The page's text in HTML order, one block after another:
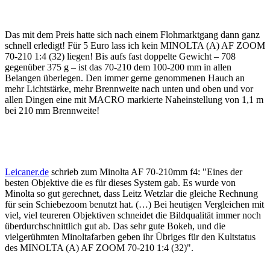
Das mit dem Preis hatte sich nach einem Flohmarktgang dann ganz
schnell erledigt! Für 5 Euro lass ich kein MINOLTA (A) AF ZOOM
70-210 1:4 (32) liegen! Bis aufs fast doppelte Gewicht – 708
gegenüber 375 g – ist das 70-210 dem 100-200 mm in allen
Belangen überlegen. Den immer gerne genommenen Hauch an
mehr Lichtstärke, mehr Brennweite nach unten und oben und vor
allen Dingen eine mit MACRO markierte Naheinstellung von 1,1 m
bei 210 mm Brennweite!
Leicaner.de schrieb zum Minolta AF 70-210mm f4: "Eines der
besten Objektive die es für dieses System gab. Es wurde von
Minolta so gut gerechnet, dass Leitz Wetzlar die gleiche Rechnung
für sein Schiebezoom benutzt hat. (…) Bei heutigen Vergleichen mit
viel, viel teureren Objektiven schneidet die Bildqualität immer noch
überdurchschnittlich gut ab. Das sehr gute Bokeh, und die
vielgerühmten Minoltafarben geben ihr Übriges für den Kultstatus
des MINOLTA (A) AF ZOOM 70-210 1:4 (32)".